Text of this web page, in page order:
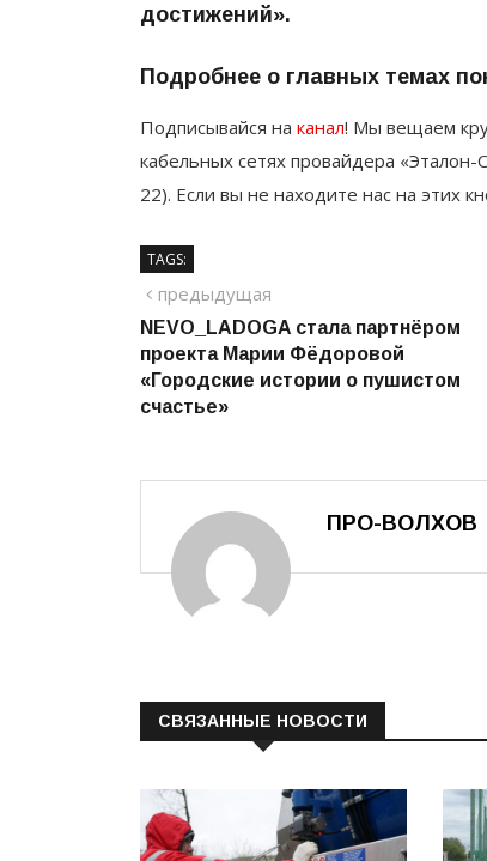
достижений».
Подробнее о главных темах
Подписывайся на канал! Мы вещаем
кабельных сетях провайдера
22). Если вы не находите нас на этих
TAGS:
Навигация
по
записям
предыдущая
NEVO_LADOGA стала партнёром
проекта Марии Фёдоровой
«Городские истории о пушистом
счастье»
ПРО-ВОЛХОВ
СВЯЗАННЫЕ НОВОСТИ